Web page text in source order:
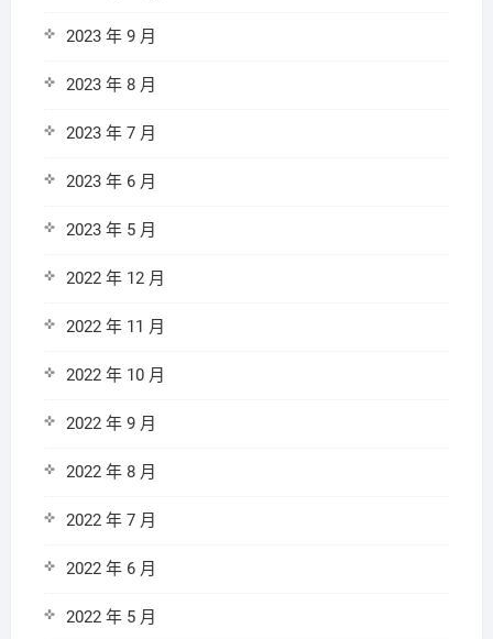
2023 年 9 月
2023 年 8 月
2023 年 7 月
2023 年 6 月
2023 年 5 月
2022 年 12 月
2022 年 11 月
2022 年 10 月
2022 年 9 月
2022 年 8 月
2022 年 7 月
2022 年 6 月
2022 年 5 月